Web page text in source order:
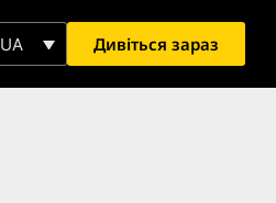
UA Дивіться зараз